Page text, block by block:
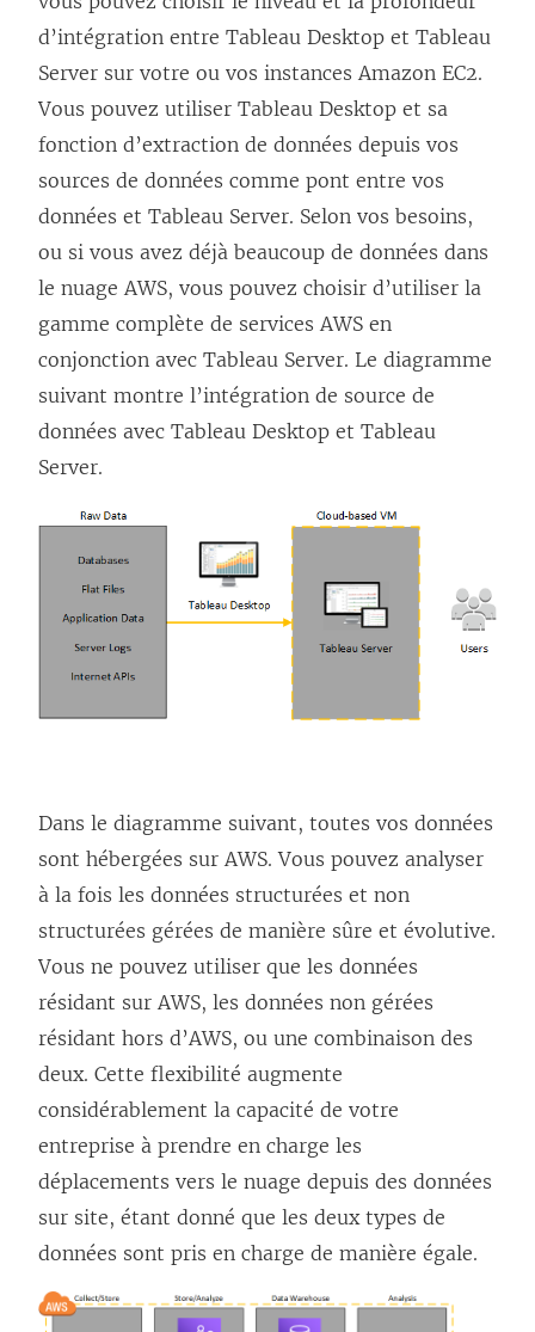
n
e
n
o
u
v
e
l
l
e
f
e
u
v
r
e
d
a
n
s
u
n
e
n
ê
t
r
e
)
’
o
u
v
r
e
d
a
n
s
u
n
o
u
v
e
n
ê
t
r
e
)
d’intégration entre Tableau Desktop et Tableau
Server sur votre ou vos instances Amazon EC2.
Vous pouvez utiliser Tableau Desktop et sa
fonction d’extraction de données depuis vos
sources de données comme pont entre vos
données et Tableau Server. Selon vos besoins,
ou si vous avez déjà beaucoup de données dans
le nuage AWS, vous pouvez choisir d’utiliser la
gamme complète de services AWS en
conjonction avec Tableau Server. Le diagramme
suivant montre l’intégration de source de
données avec Tableau Desktop et Tableau
Server.
Dans le diagramme suivant, toutes vos données
sont hébergées sur AWS. Vous pouvez analyser
à la fois les données structurées et non
structurées gérées de manière sûre et évolutive.
Vous ne pouvez utiliser que les données
résidant sur AWS, les données non gérées
résidant hors d’AWS, ou une combinaison des
deux. Cette flexibilité augmente
considérablement la capacité de votre
entreprise à prendre en charge les
déplacements vers le nuage depuis des données
sur site, étant donné que les deux types de
données sont pris en charge de manière égale.